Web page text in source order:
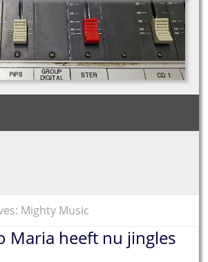
Mighty Music
Maria heeft nu jingles